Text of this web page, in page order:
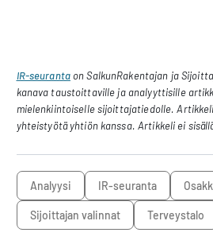
IR-seurantaon SalkunRakentajan ja
kanava taustoittaville ja analyyttisille
mielenkiintoiselle sijoittajatiedolle.
yhteistyötä yhtiön kanssa. Artikkeli ei
analyysi IR-seuranta
sijoittajan valinnat Terveystalo